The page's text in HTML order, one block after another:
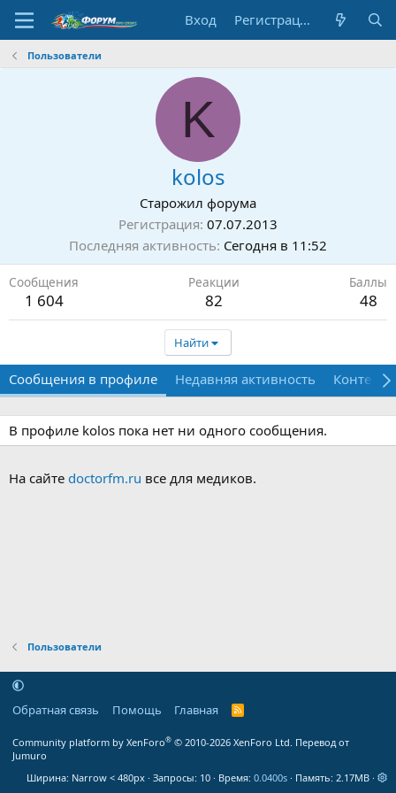
Вход Регистрация
Пользователи
K
kolos
Старожил форума
Регистрация 07.07.2013
Последняя активность Сегодня в 11:52
Сообщения
1 604
Реакции
82
Баллы
48
Найти
Сообщения в профиле Недавняя активность Контент
В профиле kolos пока нет ни одного сообщения.
На сайте doctorfm.ru все для медиков.
Пользователи
Обратная связь Помощь Главная
R
Community platform by XenForo® © 2010-2026 XenForo Ltd. Перевод от
Jumuro
Ширина
Запросы 10 Время 0.0400s Память 2.17MB